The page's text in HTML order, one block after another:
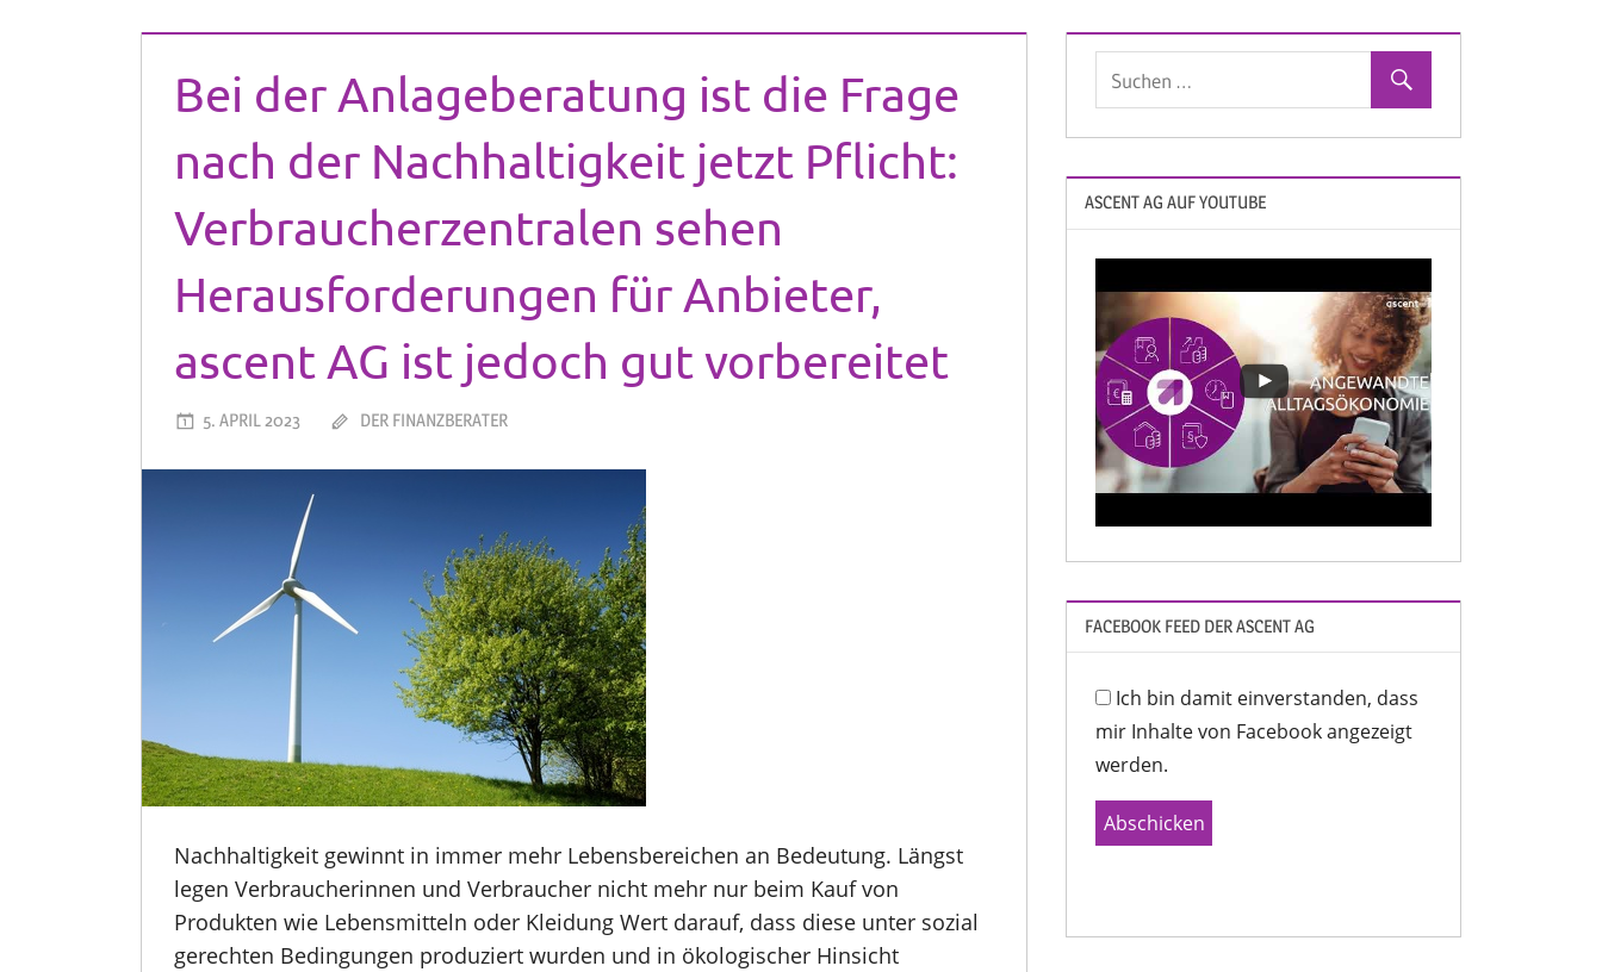
Bei der Anlageberatung ist die Frage
nach der Nachhaltigkeit jetzt Pflicht:
Verbraucherzentralen sehen
Herausforderungen für Anbieter,
ascent AG ist jedoch gut vorbereitet
5. APRIL 2023 DER FINANZBERATER
Nachhaltigkeit gewinnt in immer mehr Lebensbereichen an Bedeutung. Längst
legen Verbraucherinnen und Verbraucher nicht mehr nur beim Kauf von
Produkten wie Lebensmitteln oder Kleidung Wert darauf, dass diese unter sozial
gerechten Bedingungen produziert wurden und in ökologischer Hinsicht
ASCENT AG AUF YOUTUBE
FACEBOOK FEED DER ASCENT AG
Ich bin damit einverstanden, dass
mir Inhalte von Facebook angezeigt
werden.
Abschicken